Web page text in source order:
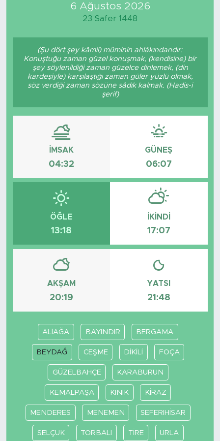
6 Ağustos 2026
23 Safer 1448
(Şu dört şey kâmil) müminin ahlâkındandır:
Konuştuğu zaman güzel konuşmak, (kendisine) bir
şey söylenildiği zaman güzelce dinlemek, (din
kardeşiyle) karşılaştığı zaman güler yüzlü olmak,
söz verdiği zaman sözüne sâdık kalmak. (Hadis-i
şerif)
İMSAK
04:32
GÜNEŞ
06:07
ÖĞLE
13:18
İKINDI
17:07
AKŞAM
20:19
YATSI
21:48
ALİAĞA BAYINDIR BERGAMA
BEYDAĞ CEŞME DİKİLİ FOÇA
GÜZELBAHÇE KARABURUN
KEMALPAŞA KINIK KİRAZ
MENDERES MENEMEN SEFERIHİSAR
SELÇUK TORBALI TİRE URLA